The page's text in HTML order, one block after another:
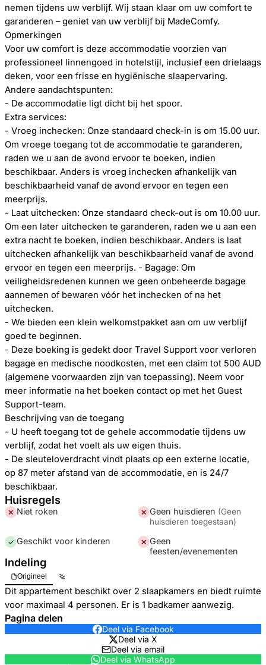
nemen tijdens uw verblijf. Wij staan ​​klaar om uw comfort te
garanderen – geniet van uw verblijf bij MadeComfy.
Opmerkingen
Voor uw comfort is deze accommodatie voorzien van
professioneel linnengoed in hotelstijl, inclusief een drielaags
deken, voor een frisse en hygiënische slaapervaring.
Andere aandachtspunten:
- De accommodatie ligt dicht bij het spoor.
Extra services:
- Vroeg inchecken: Onze standaard check-in is om 15.00 uur.
Om vroege toegang tot de accommodatie te garanderen,
raden we u aan de avond ervoor te boeken, indien
beschikbaar. Anders is vroeg inchecken afhankelijk van
beschikbaarheid vanaf de avond ervoor en tegen een
meerprijs.
- Laat uitchecken: Onze standaard check-out is om 10.00 uur.
Om een ​​later uitchecken te garanderen, raden we u aan een
extra nacht te boeken, indien beschikbaar. Anders is laat
uitchecken afhankelijk van beschikbaarheid vanaf de avond
ervoor en tegen een meerprijs. - Bagage: Om
veiligheidsredenen kunnen we geen onbeheerde bagage
aannemen of bewaren vóór het inchecken of na het
uitchecken.
- We bieden een klein welkomstpakket aan om uw verblijf
goed te beginnen.
- Deze boeking is gedekt door Travel Support voor verloren
bagage en medische noodkosten, met een claim tot 500 AUD
(algemene voorwaarden zijn van toepassing). Neem voor
meer informatie na het boeken contact op met het Guest
Support-team.
Beschrijving van de toegang
- U heeft toegang tot de gehele accommodatie tijdens uw
verblijf, zodat het voelt als uw eigen thuis.
- De sleuteloverdracht vindt plaats op een externe locatie,
op 87 meter afstand van de accommodatie, en is 24/7
beschikbaar.
Huisregels
✕ Niet roken ✕ Geen huisdieren (Geen
huisdieren toegestaan)
✓ Geschikt voor kinderen ✕ Geen
feesten/evenementen
Indeling
Origineel
Dit appartement beschikt over 2 slaapkamers en biedt ruimte
voor maximaal 4 personen. Er is 1 badkamer aanwezig.
Pagina delen
Deel via Facebook
Deel via X
Deel via email
Deel via WhatsApp